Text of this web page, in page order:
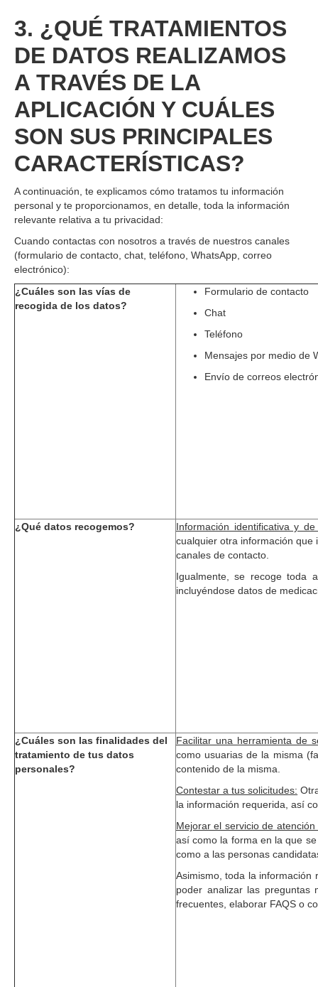
3. ¿QUÉ TRATAMIENTOS
DE DATOS REALIZAMOS
A TRAVÉS DE LA
APLICACIÓN Y CUÁLES
SON SUS PRINCIPALES
CARACTERÍSTICAS?
A continuación, te explicamos cómo tratamos tu información
personal y te proporcionamos, en detalle, toda la información
relevante relativa a tu privacidad:
Cuando contactas con nosotros a través de nuestros canales
(formulario de contacto, chat, teléfono, WhatsApp, correo
electrónico):
¿Cuáles son las vías de
recogida de los datos?
Formulario de contacto
Chat
Teléfono
Mensajes por medio de
Envío de correos
¿Qué datos recogemos?
Información identificativa y
cualquier otra información que
canales de contacto.
Igualmente, se recoge toda
incluyéndose datos de
¿Cuáles son las finalidades del
tratamiento de tus datos
personales?
Facilitar una herramienta de
como usuarias de la misma
contenido de la misma.
Contestar a tus solicitudes:
la información requerida, así
Mejorar el servicio de atención
así como la forma en la que
como a las personas
Asimismo, toda la información
poder analizar las
frecuentes, elaborar FAQS o